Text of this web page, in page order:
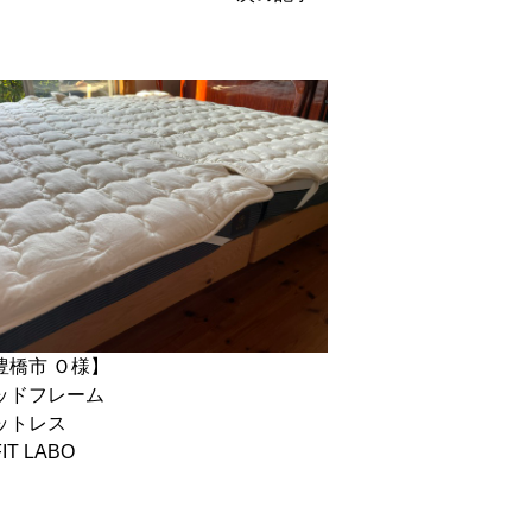
橋市 Ｏ様】
ドフレーム
トレス
LABO